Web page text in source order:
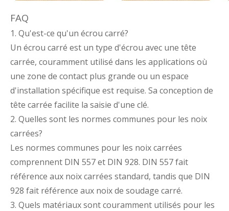
FAQ
1. Qu'est-ce qu'un écrou carré?
Un écrou carré est un type d'écrou avec une tête
carrée, couramment utilisé dans les applications où
une zone de contact plus grande ou un espace
d'installation spécifique est requise. Sa conception de
tête carrée facilite la saisie d'une clé.
2. Quelles sont les normes communes pour les noix
carrées?
Les normes communes pour les noix carrées
comprennent DIN 557 et DIN 928. DIN 557 fait
référence aux noix carrées standard, tandis que DIN
928 fait référence aux noix de soudage carré.
3. Quels matériaux sont couramment utilisés pour les